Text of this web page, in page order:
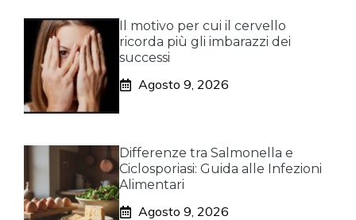
Il motivo per cui il cervello
ricorda più gli imbarazzi dei
successi
Agosto 9, 2026
Differenze tra Salmonella e
Ciclosporiasi: Guida alle Infezioni
Alimentari
Agosto 9, 2026